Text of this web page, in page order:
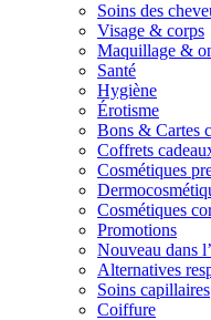
Soins des
Visage & corps
Maquillage &
Santé
Hygiène
Érotisme
Bons & Cartes
Coffrets
Cosmétiques
Cosmétiques
Promotions
Nouveau dans
Alternatives
Soins capillaires
Coiffure